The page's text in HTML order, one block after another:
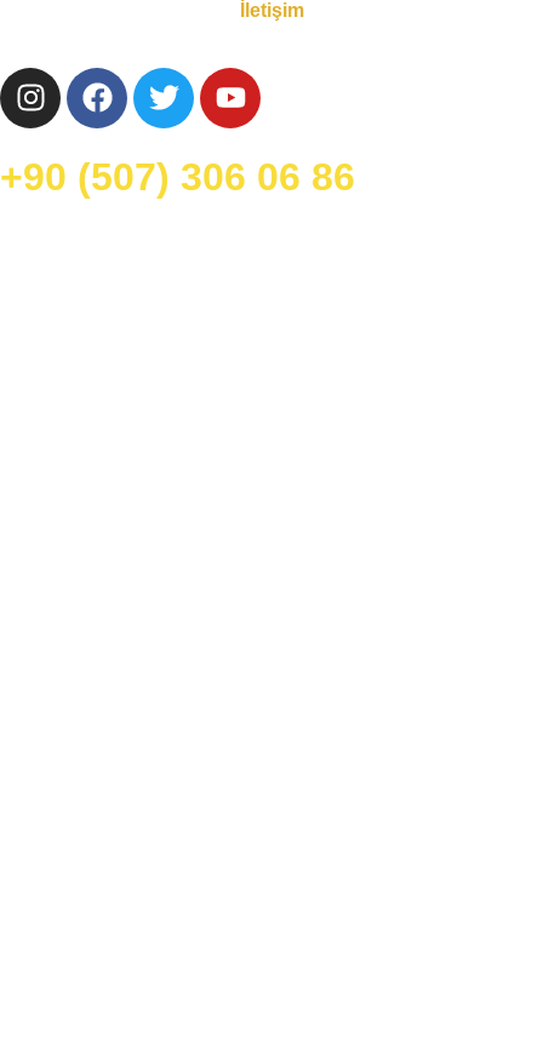
İletişim
‭+90 (507) 306 06 86‬